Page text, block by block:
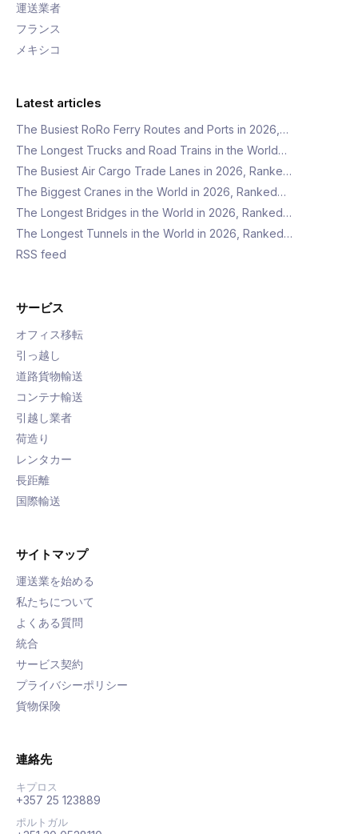
運送業者
フランス
メキシコ
Latest articles
The Busiest RoRo Ferry Routes and Ports in 2026,…
The Longest Trucks and Road Trains in the World…
The Busiest Air Cargo Trade Lanes in 2026, Ranke…
The Biggest Cranes in the World in 2026, Ranked…
The Longest Bridges in the World in 2026, Ranked…
The Longest Tunnels in the World in 2026, Ranked…
RSS feed
サービス
オフィス移転
引っ越し
道路貨物輸送
コンテナ輸送
引越し業者
荷造り
レンタカー
長距離
国際輸送
サイトマップ
運送業を始める
私たちについて
よくある質問
統合
サービス契約
プライバシーポリシー
貨物保険
連絡先
キプロス
+357 25 123889
ポルトガル